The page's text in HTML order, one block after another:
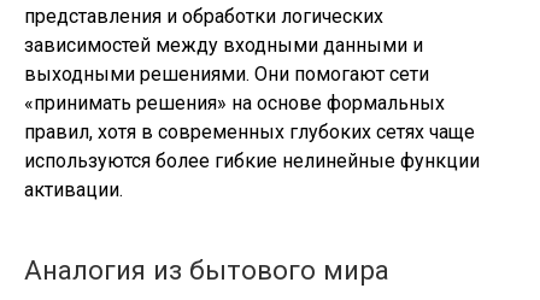
представления и обработки логических
зависимостей между входными данными и
выходными решениями. Они помогают сети
«принимать решения» на основе формальных
правил, хотя в современных глубоких сетях чаще
используются более гибкие нелинейные функции
активации.
Аналогия из бытового мира